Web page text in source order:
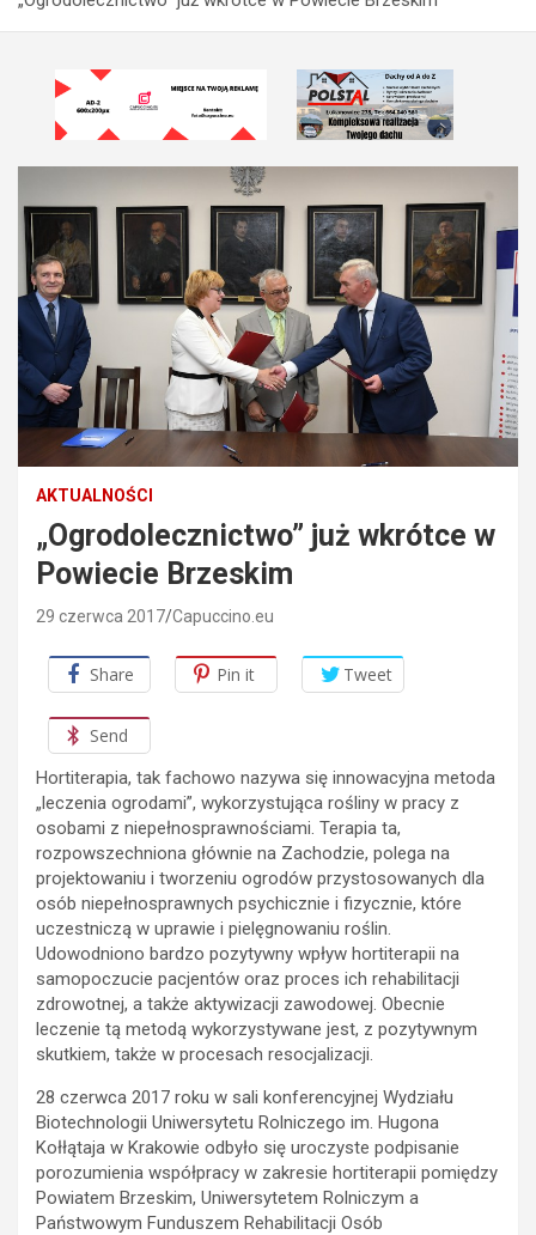
AKTUALNOŚCI
„Ogrodolecznictwo” już wkrótce w
Powiecie Brzeskim
29 czerwca 2017 Capuccino.eu
Share Pin it Tweet
Send
Hortiterapia, tak fachowo nazywa się innowacyjna metoda
„leczenia ogrodami”, wykorzystująca rośliny w pracy z
osobami z niepełnosprawnościami. Terapia ta,
rozpowszechniona głównie na Zachodzie, polega na
projektowaniu i tworzeniu ogrodów przystosowanych dla
osób niepełnosprawnych psychicznie i fizycznie, które
uczestniczą w uprawie i pielęgnowaniu roślin.
Udowodniono bardzo pozytywny wpływ hortiterapii na
samopoczucie pacjentów oraz proces ich rehabilitacji
zdrowotnej, a także aktywizacji zawodowej. Obecnie
leczenie tą metodą wykorzystywane jest, z pozytywnym
skutkiem, także w procesach resocjalizacji.
28 czerwca 2017 roku w sali konferencyjnej Wydziału
Biotechnologii Uniwersytetu Rolniczego im. Hugona
Kołłątaja w Krakowie odbyło się uroczyste podpisanie
porozumienia współpracy w zakresie hortiterapii pomiędzy
Powiatem Brzeskim, Uniwersytetem Rolniczym a
Państwowym Funduszem Rehabilitacji Osób